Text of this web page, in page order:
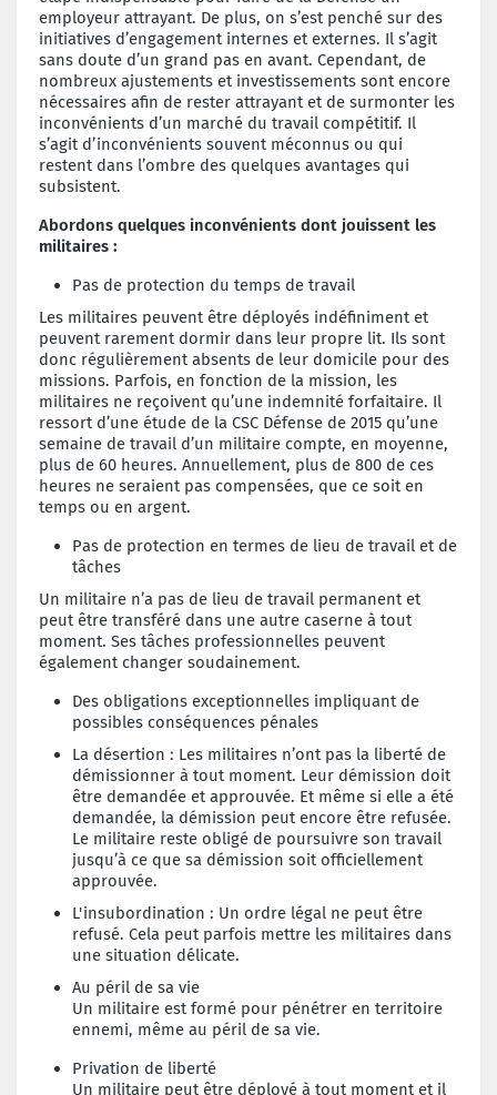
employeur attrayant. De plus, on s’est penché sur des
initiatives d’engagement internes et externes. Il s’agit
sans doute d’un grand pas en avant. Cependant, de
nombreux ajustements et investissements sont encore
nécessaires afin de rester attrayant et de surmonter les
inconvénients d’un marché du travail compétitif. Il
s’agit d’inconvénients souvent méconnus ou qui
restent dans l’ombre des quelques avantages qui
subsistent.
Abordons quelques inconvénients dont jouissent les
militaires :
Pas de protection du temps de travail
Les militaires peuvent être déployés indéfiniment et
peuvent rarement dormir dans leur propre lit. Ils sont
donc régulièrement absents de leur domicile pour des
missions. Parfois, en fonction de la mission, les
militaires ne reçoivent qu’une indemnité forfaitaire. Il
ressort d’une étude de la CSC Défense de 2015 qu’une
semaine de travail d’un militaire compte, en moyenne,
plus de 60 heures. Annuellement, plus de 800 de ces
heures ne seraient pas compensées, que ce soit en
temps ou en argent.
Pas de protection en termes de lieu de travail et de
tâches
Un militaire n’a pas de lieu de travail permanent et
peut être transféré dans une autre caserne à tout
moment. Ses tâches professionnelles peuvent
également changer soudainement.
Des obligations exceptionnelles impliquant de
possibles conséquences pénales
La désertion : Les militaires n’ont pas la liberté de
démissionner à tout moment. Leur démission doit
être demandée et approuvée. Et même si elle a été
demandée, la démission peut encore être refusée.
Le militaire reste obligé de poursuivre son travail
jusqu’à ce que sa démission soit officiellement
approuvée.
L'insubordination : Un ordre légal ne peut être
refusé. Cela peut parfois mettre les militaires dans
une situation délicate.
Au péril de sa vie
Un militaire est formé pour pénétrer en territoire
ennemi, même au péril de sa vie.
Privation de liberté
Un militaire peut être déployé à tout moment et il